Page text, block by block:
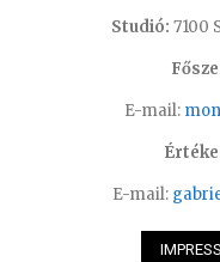
Studió: 7100
E-mail:
E-mail: